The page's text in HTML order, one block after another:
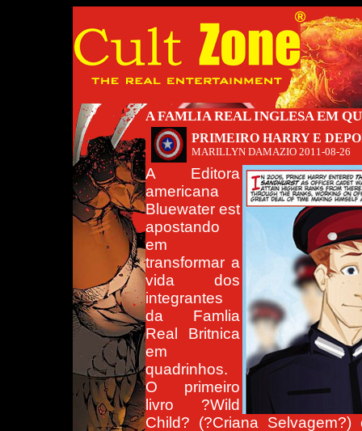
A FAMLIA REAL INGLESA EM
PRIMEIRO HARRY E
MARILLYN DAMAZIO 2011-08-26
A Editora
americana
Bluewater est
apostando
em
transformar a
vida dos
integrantes
da Famlia
Real Britnica
em
quadrinhos.
O primeiro
livro ?Wild
Child? (?Criana